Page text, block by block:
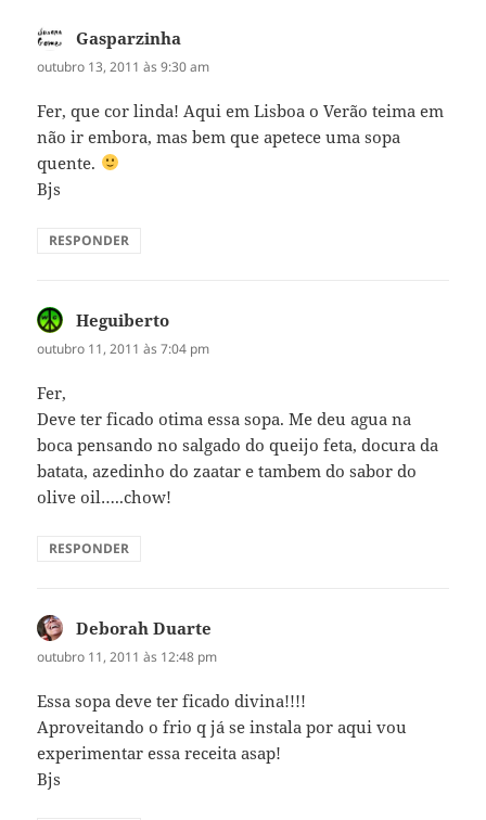
Gasparzinha
outubro 13, 2011 às 9:30 am
Fer, que cor linda! Aqui em Lisboa o Verão teima em
não ir embora, mas bem que apetece uma sopa
quente.
Bjs
RESPONDER
Heguiberto
outubro 11, 2011 às 7:04 pm
Fer,
Deve ter ficado otima essa sopa. Me deu agua na
boca pensando no salgado do queijo feta, docura da
batata, azedinho do zaatar e tambem do sabor do
olive oil…..chow!
RESPONDER
Deborah Duarte
outubro 11, 2011 às 12:48 pm
Essa sopa deve ter ficado divina!!!!
Aproveitando o frio q já se instala por aqui vou
experimentar essa receita asap!
Bjs